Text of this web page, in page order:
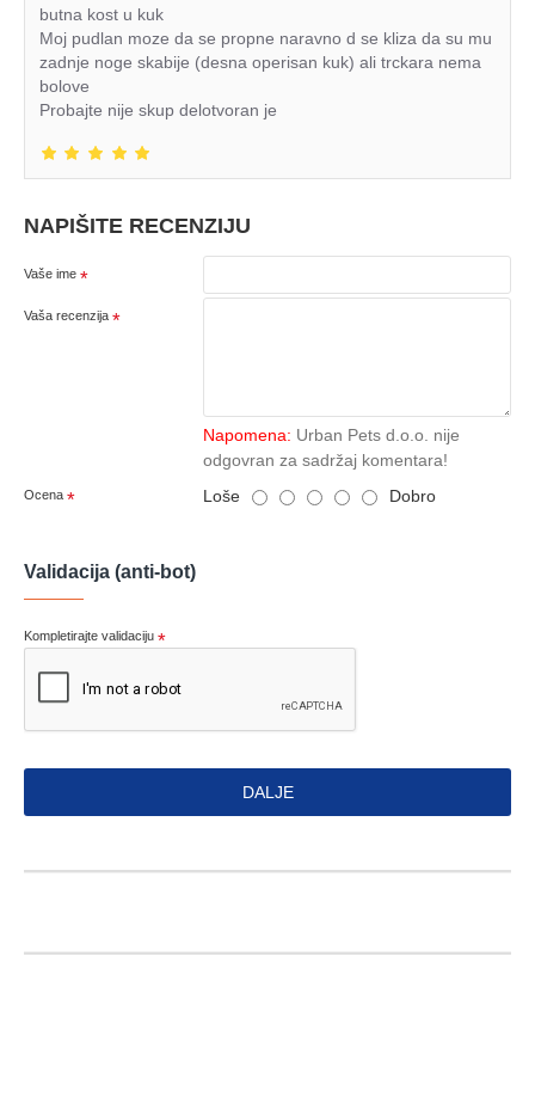
butna kost u kuk
Moj pudlan moze da se propne naravno d se kliza da su mu
zadnje noge skabije (desna operisan kuk) ali trckara nema
bolove
Probajte nije skup delotvoran je
NAPIŠITE RECENZIJU
Vaše ime
Vaša recenzija
Napomena: Urban Pets d.o.o. nije
odgovran za sadržaj komentara!
Ocena Loše Dobro
Validacija (anti-bot)
Kompletirajte validaciju
DALJE